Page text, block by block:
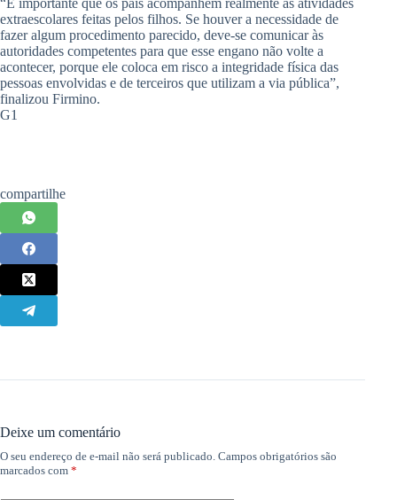
“É importante que os pais acompanhem realmente as atividades
extraescolares feitas pelos filhos. Se houver a necessidade de
fazer algum procedimento parecido, deve-se comunicar às
autoridades competentes para que esse engano não volte a
acontecer, porque ele coloca em risco a integridade física das
pessoas envolvidas e de terceiros que utilizam a via pública”,
finalizou Firmino.
G1
compartilhe
Deixe um comentário
O seu endereço de e-mail não será publicado. Campos obrigatórios são
marcados com *